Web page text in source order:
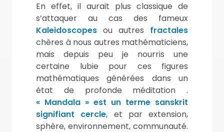
En effet, il aurait plus classique de
s’attaquer au cas des fameux
Kaleidoscopes ou autres fractales
chères à nous autres mathématiciens,
mais depuis peu je nourris une
certaine lubie pour ces figures
mathématiques générées dans un
état de profonde méditation .
« Mandala » est un terme sanskrit
signifiant cercle, et par extension,
sphère, environnement, communauté.